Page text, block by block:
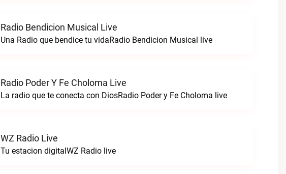
Radio Bendicion Musical Live
Una Radio que bendice tu vidaRadio Bendicion Musical live
Radio Poder Y Fe Choloma Live
La radio que te conecta con DiosRadio Poder y Fe Choloma live
WZ Radio Live
Tu estacion digitalWZ Radio live